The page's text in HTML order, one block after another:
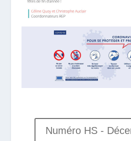
Numéro HS -